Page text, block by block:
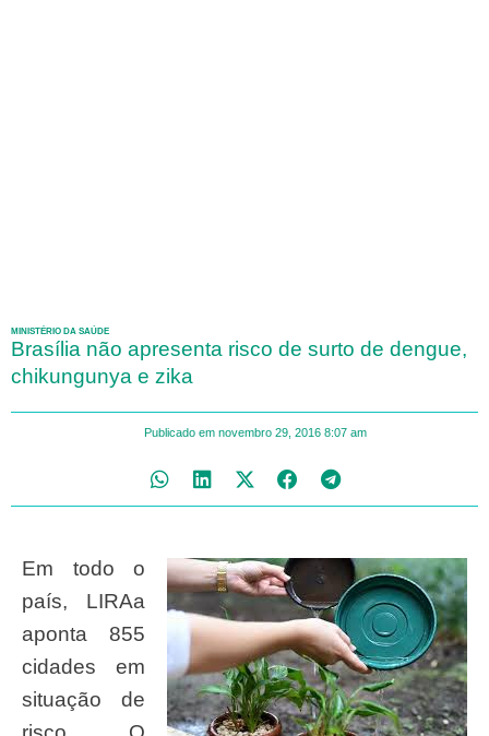
MINISTÉRIO DA SAÚDE
Brasília não apresenta risco de surto de dengue,
chikungunya e zika
Publicado em novembro 29, 2016 8:07 am
Em todo o
país, LIRAa
aponta 855
cidades em
situação de